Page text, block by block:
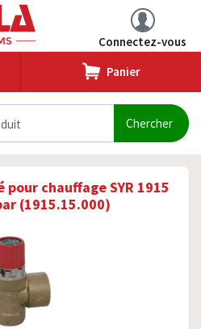
Connectez-vous
Panier
chauffage SYR 1915
(1915.15.000)